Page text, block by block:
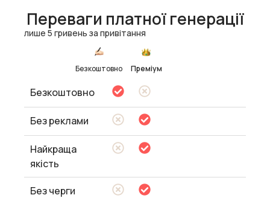
Переваги платної генерації
лише 5 гривень за привітання
Безкоштовно Преміум
Безкоштовно
Без реклами
Найкраща
якість
Без черги